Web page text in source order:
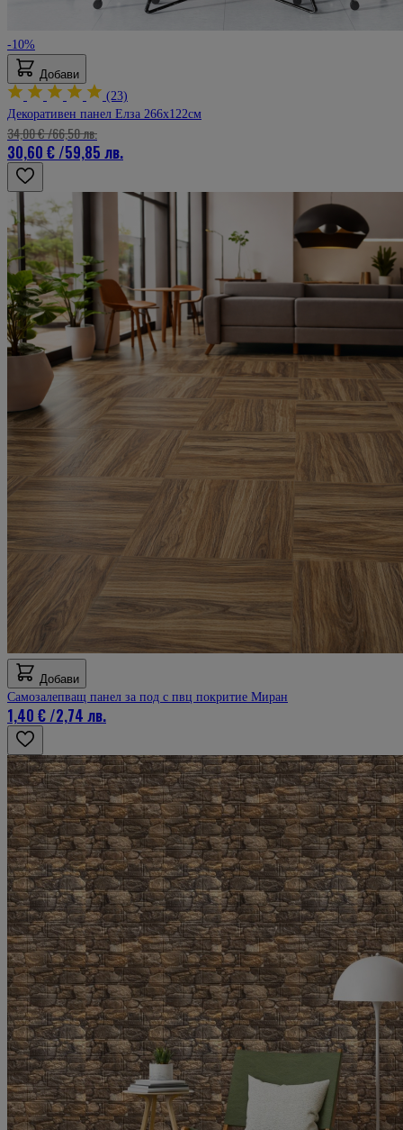
-10%
Добави
(23)
Декоративен панел Елза 266х122см
30,60 € /59,85 лв.
34,00 €/66,50 лв.
Добави
Самозалепващ панел за под с пвц покритие Миран
1,40 € /2,74 лв.